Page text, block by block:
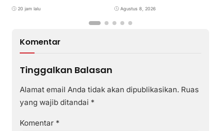
20 jam lalu
Indonesia
Agustus 8, 2026
Komentar
Tinggalkan Balasan
Alamat email Anda tidak akan dipublikasikan. Ruas
yang wajib ditandai *
Komentar *